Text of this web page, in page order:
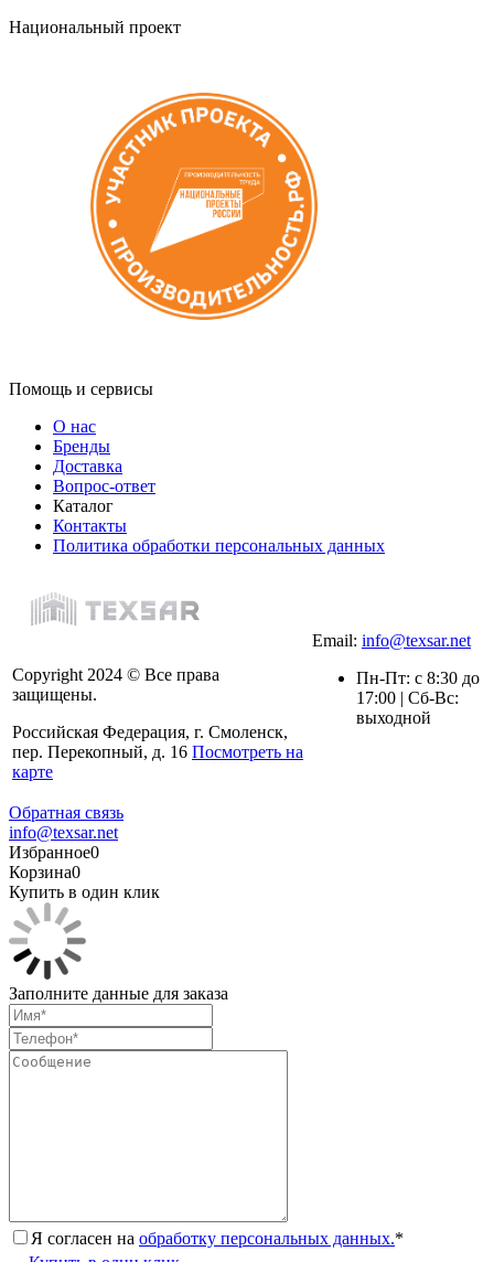
Национальный проект
Помощь и сервисы
О нас
Бренды
Доставка
Вопрос-ответ
Каталог
Контакты
Политика обработки персональных данных
Copyright 2024 © Все права
защищены.
Российская Федерация, г. Смоленск,
пер. Перекопный, д. 16 Посмотреть на
карте
Email: info@texsar.net
Пн-Пт: с 8:30 до
17:00 | Сб-Вс:
выходной
Обратная связь
info@texsar.net
Избранное0
Корзина0
Купить в один клик
Заполните данные для заказа
Я согласен на обработку персональных данных.*